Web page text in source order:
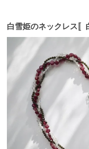
白雪姫のネックレス